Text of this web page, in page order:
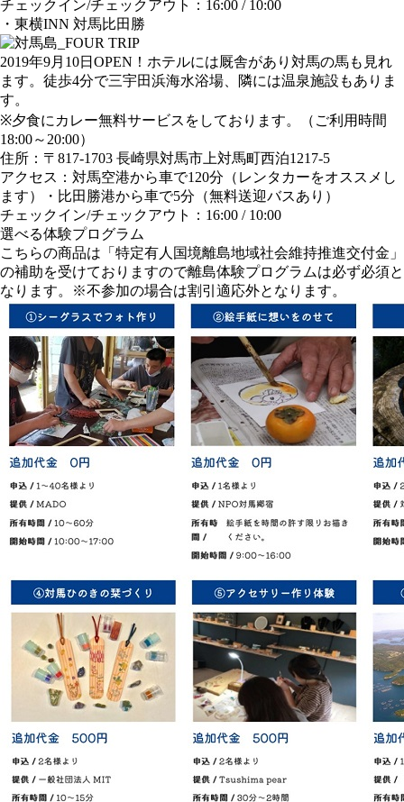
チェックイン/チェックアウト：16:00 / 10:00
・東横INN 対馬比田勝
2019年9月10日OPEN！ホテルには厩舎があり対馬の馬も見れ
ます。徒歩4分で三宇田浜海水浴場、隣には温泉施設もありま
す。
※夕食にカレー無料サービスをしております。（ご利用時間
18:00～20:00）
住所：〒817-1703 長崎県対馬市上対馬町西泊1217-5
アクセス：対馬空港から車で120分（レンタカーをオススメし
ます）・比田勝港から車で5分（無料送迎バスあり）
チェックイン/チェックアウト：16:00 / 10:00
選べる体験プログラム
こちらの商品は「特定有人国境離島地域社会維持推進交付金」
の補助を受けておりますので離島体験プログラムは必ず必須と
なります。※不参加の場合は割引適応外となります。